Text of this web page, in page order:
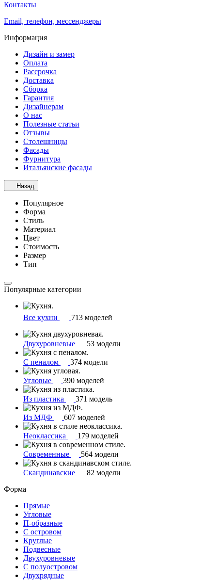
Контакты
Email, телефон, мессенджеры
Информация
Дизайн и замер
Оплата
Рассрочка
Доставка
Сборка
Гарантия
Дизайнерам
О нас
Полезные статьи
Отзывы
Столешницы
Фасады
Фурнитура
Итальянские фасады
Назад
Популярное
Форма
Стиль
Материал
Цвет
Стоимость
Размер
Тип
Популярные категории
Все кухни 713 моделей
Двухуровневые 53 модели
С пеналом 374 модели
Угловые 390 моделей
Из пластика 371 модель
Из МДФ 607 моделей
Неоклассика 179 моделей
Современные 564 модели
Скандинавские
82 модели
Форма
Прямые
Угловые
П-образные
С островом
Круглые
Подвесные
Двухуровневые
С полуостровом
Двухрядные